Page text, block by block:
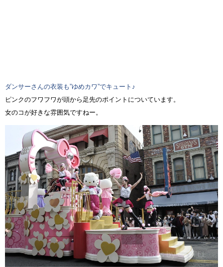
ダンサーさんの衣装も”ゆめカワ”でキュート♪
ピンクのフワフワが頭から足先のポイントについています。
女のコが好きな雰囲気ですねー。